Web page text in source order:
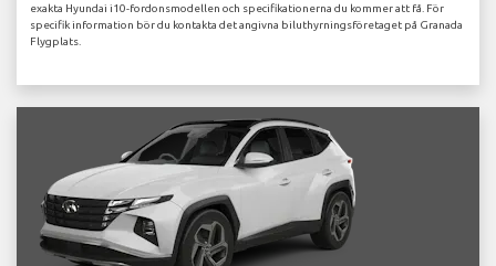
exakta Hyundai i10-fordonsmodellen och specifikationerna du kommer att få. För
specifik information bör du kontakta det angivna biluthyrningsföretaget på Granada
Flygplats.